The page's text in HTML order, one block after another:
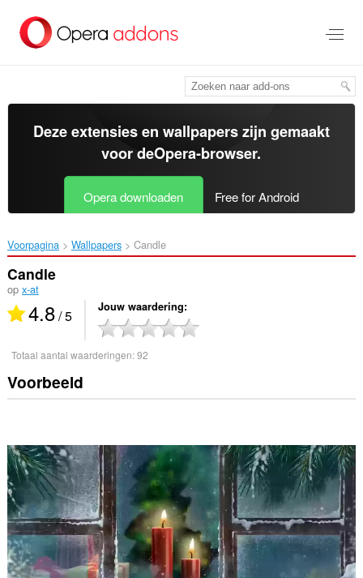
tekst
springen
Deze extensies en wallpapers zijn gemaakt
voor deOpera-browser.
Opera downloaden Free for Android
Voorpagina Wallpapers Candle‎
Candle
op x-at
4.8/ 5 Jouw waardering
Totaal aantal waarderingen:92
Voorbeeld